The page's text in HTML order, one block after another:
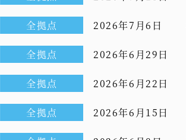
全拠点 2026年7月6日
全拠点 2026年6月29日
全拠点 2026年6月22日
全拠点 2026年6月15日